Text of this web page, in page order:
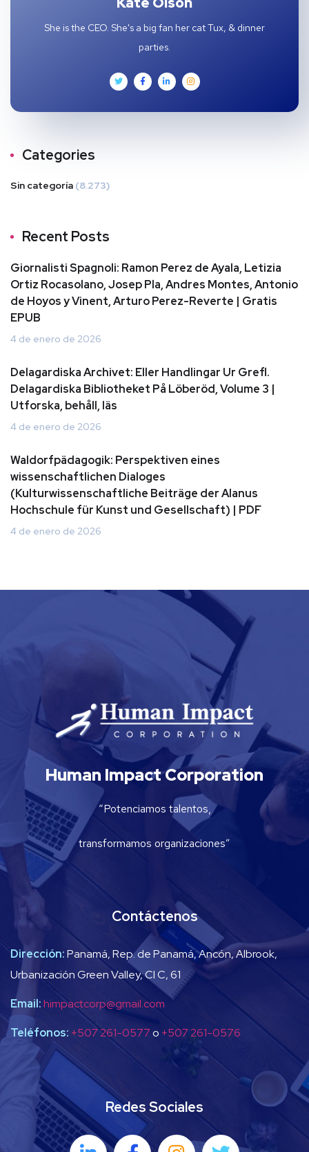
She is the CEO. She's a big fan her cat Tux, & dinner
parties.
Categories
Sin categoría (8.273)
Recent Posts
Giornalisti Spagnoli: Ramon Perez de Ayala, Letizia
Ortiz Rocasolano, Josep Pla, Andres Montes, Antonio
de Hoyos y Vinent, Arturo Perez-Reverte | Gratis
EPUB
4 de enero de 2026
Delagardiska Archivet: Eller Handlingar Ur Grefl.
Delagardiska Bibliotheket På Löberöd, Volume 3 |
Utforska, behåll, läs
4 de enero de 2026
Waldorfpädagogik: Perspektiven eines
wissenschaftlichen Dialoges
(Kulturwissenschaftliche Beiträge der Alanus
Hochschule für Kunst und Gesellschaft) | PDF
4 de enero de 2026
Human Impact Corporation
“Potenciamos talentos,
transformamos organizaciones”
Contáctenos
Dirección:Panamá, Rep. de Panamá, Ancón, Albrook,
Urbanización Green Valley, Cl C, 61
Email:himpactcorp@gmail.com
Teléfonos: +507 261-0577o +507 261-0576
Redes Sociales